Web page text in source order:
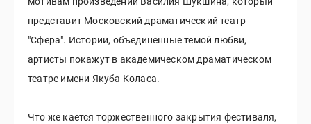
представит Московский драматический театр
"Сфера". Истории, объединенные темой любви,
артисты покажут в академическом драматическом
театре имени Якуба Коласа.
Что же кается торжественного закрытия фестиваля,